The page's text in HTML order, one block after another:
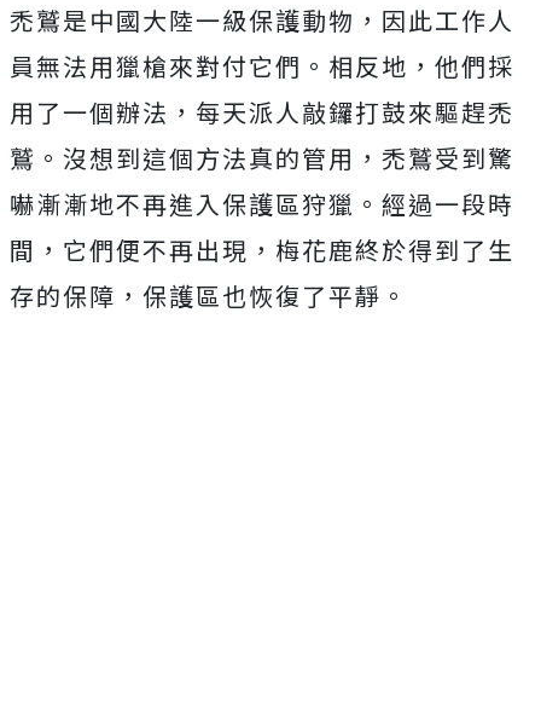
禿鷲是中國大陸一級保護動物，因此工作人
員無法用獵槍來對付它們。相反地，他們採
用了一個辦法，每天派人敲鑼打鼓來驅趕禿
鷲。沒想到這個方法真的管用，禿鷲受到驚
嚇漸漸地不再進入保護區狩獵。經過一段時
間，它們便不再出現，梅花鹿終於得到了生
存的保障，保護區也恢復了平靜。